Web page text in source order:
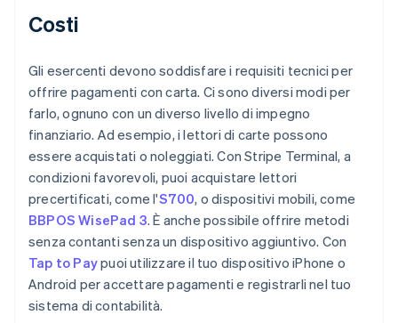
Costi
Gli esercenti devono soddisfare i requisiti tecnici per
offrire pagamenti con carta. Ci sono diversi modi per
farlo, ognuno con un diverso livello di impegno
finanziario. Ad esempio, i lettori di carte possono
essere acquistati o noleggiati. Con Stripe Terminal, a
condizioni favorevoli, puoi acquistare lettori
precertificati, come l'S700, o dispositivi mobili, come
BBPOS WisePad 3. È anche possibile offrire metodi
senza contanti senza un dispositivo aggiuntivo. Con
Tap to Paypuoi utilizzare il tuo dispositivo iPhone o
Android per accettare pagamenti e registrarli nel tuo
sistema di contabilità.